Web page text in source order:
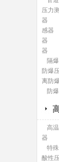
压力
器
感器
器
器
隔
防爆
离防
防
高
器
特
酸性